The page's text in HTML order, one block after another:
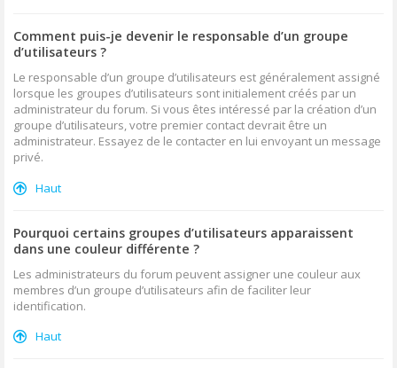
Comment puis-je devenir le responsable d’un groupe
d’utilisateurs ?
Le responsable d’un groupe d’utilisateurs est généralement assigné
lorsque les groupes d’utilisateurs sont initialement créés par un
administrateur du forum. Si vous êtes intéressé par la création d’un
groupe d’utilisateurs, votre premier contact devrait être un
administrateur. Essayez de le contacter en lui envoyant un message
privé.
Haut
Pourquoi certains groupes d’utilisateurs apparaissent
dans une couleur différente ?
Les administrateurs du forum peuvent assigner une couleur aux
membres d’un groupe d’utilisateurs afin de faciliter leur
identification.
Haut